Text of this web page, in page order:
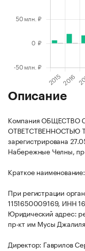
Описание
Компания ОБЩЕСТВО
ОТВЕТСТВЕННОСТЬЮ
зарегистрирована
Набережные Челны,
Краткое
При регистрации
1151650009169, ИНН
Юридический адрес:
пр-кт им Мусы
Директор: Гаврилов